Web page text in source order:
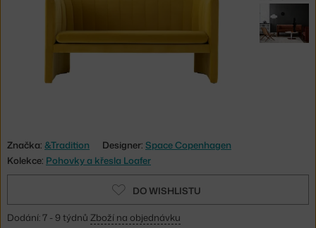
Značka: &Tradition Designer: Space Copenhagen
Kolekce: Pohovky a křesla Loafer
DO WISHLISTU
Dodání: 7 - 9 týdnů Zboží na objednávku